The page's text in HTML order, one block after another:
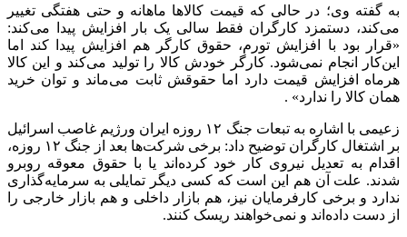
به گفته وی؛ در حالی که قیمت کالاها ماهانه و حتی هفتگی تغییر
می‌کند، دستمزد کارگران فقط سالی یک بار افزایش پیدا می‌کند:
«قرار بود با افزایش تورم، حقوق کارگر هم افزایش پیدا کند اما
این‌کار انجام نمی‌شود. کارگر خودش کالا را تولید می‌کند و این کالا
هرماه افزایش قیمت دارد اما حقوقش ثابت می‌ماند و توان خرید
همان کالا را ندارد» .
زعیمی با اشاره به تبعات جنگ ۱۲ روزه ایران ورژیم غاصب اسرائیل
بر اشتغال کارگران توضیح داد: برخی شرکت‌ها بعد از جنگ ۱۲ روزه،
اقدام به تعدیل نیروی کار خود کرده‌اند یا با حقوق معوقه روبرو
شدند. علت آن هم این است که کسی دیگر تمایلی به سرمایه‌گذاری
ندارد و برخی کارفرمایان نیز، هم بازار داخلی و هم بازار خارجی را
از دست داده‌اند و نمی‌خواهند ریسک کنند.